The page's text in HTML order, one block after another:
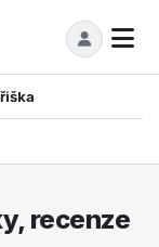
recenze